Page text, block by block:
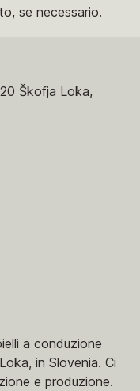
se necessario.
Škofja Loka,
a conduzione
in Slovenia. Ci
e produzione.